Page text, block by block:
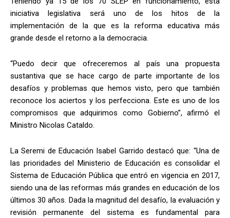
iniciativa legislativa será uno de los hitos de la
implementación de la que es la reforma educativa más
grande desde el retorno a la democracia.
“Puedo decir que ofreceremos al país una propuesta
sustantiva que se hace cargo de parte importante de los
desafíos y problemas que hemos visto, pero que también
reconoce los aciertos y los perfecciona. Este es uno de los
compromisos que adquirimos como Gobierno”, afirmó el
Ministro Nicolas Cataldo.
La Seremi de Educación Isabel Garrido destacó que: “Una de
las prioridades del Ministerio de Educación es consolidar el
Sistema de Educación Pública que entró en vigencia en 2017,
siendo una de las reformas más grandes en educación de los
últimos 30 años. Dada la magnitud del desafío, la evaluación y
revisión permanente del sistema es fundamental para